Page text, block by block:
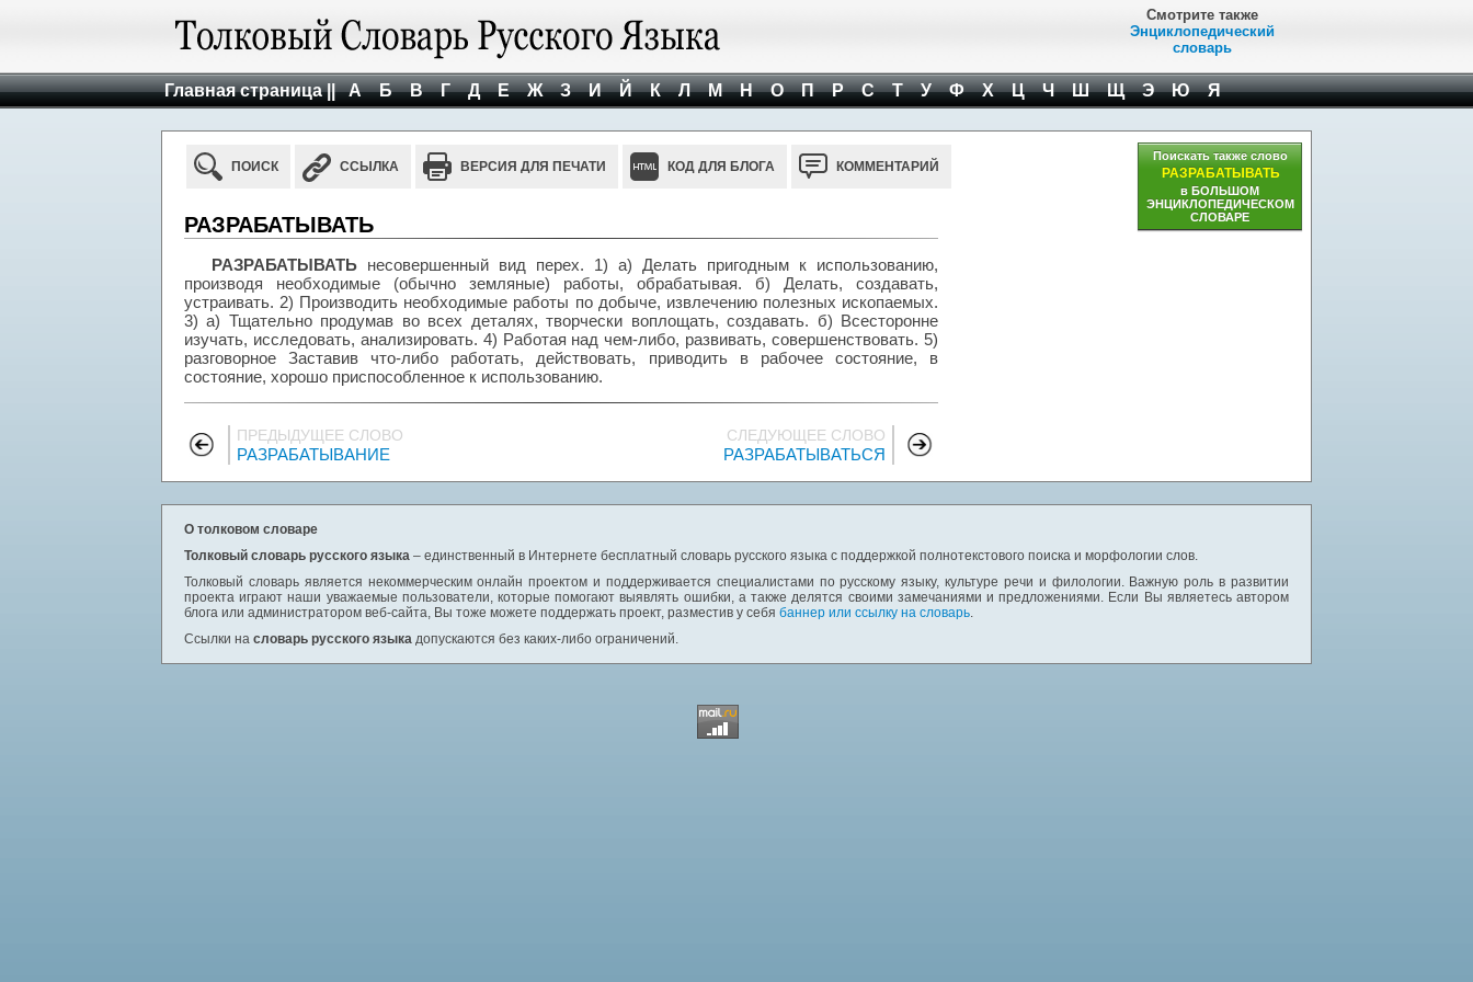
Смотрите также
Энциклопедический
словарь
Главная страница || А Б В Г Д Е Ж З И Й К Л М Н О П Р С Т У Ф Х Ц Ч Ш Щ Э Ю Я
ПОИСК ССЫЛКА ВЕРСИЯ ДЛЯ ПЕЧАТИ КОД ДЛЯ БЛОГА КОММЕНТАРИЙ
РАЗРАБАТЫВАТЬ
РАЗРАБАТЫВАТЬ несовершенный вид перех. 1) а) Делать пригодным к использованию,
производя необходимые (обычно земляные) работы, обрабатывая. б) Делать, создавать,
устраивать. 2) Производить необходимые работы по добыче, извлечению полезных ископаемых.
3) а) Тщательно продумав во всех деталях, творчески воплощать, создавать. б) Всесторонне
изучать, исследовать, анализировать. 4) Работая над чем-либо, развивать, совершенствовать. 5)
разговорное Заставив что-либо работать, действовать, приводить в рабочее состояние, в
состояние, хорошо приспособленное к использованию.
ПРЕДЫДУЩЕЕ СЛОВО
РАЗРАБАТЫВАНИЕ
СЛЕДУЮЩЕЕ СЛОВО
РАЗРАБАТЫВАТЬСЯ
Поискать также слово
РАЗРАБАТЫВАТЬ
в БОЛЬШОМ
ЭНЦИКЛОПЕДИЧЕСКОМ
СЛОВАРЕ
О толковом словаре
Толковый словарь русского языка – единственный в Интернете бесплатный словарь русского языка с поддержкой полнотекстового поиска и морфологии слов.
Толковый словарь является некоммерческим онлайн проектом и поддерживается специалистами по русскому языку, культуре речи и филологии. Важную роль в развитии
проекта играют наши уважаемые пользователи, которые помогают выявлять ошибки, а также делятся своими замечаниями и предложениями. Если Вы являетесь автором
блога или администратором веб-сайта, Вы тоже можете поддержать проект, разместив у себя баннер или ссылку на словарь.
Ссылки на словарь русского языка допускаются без каких-либо ограничений.